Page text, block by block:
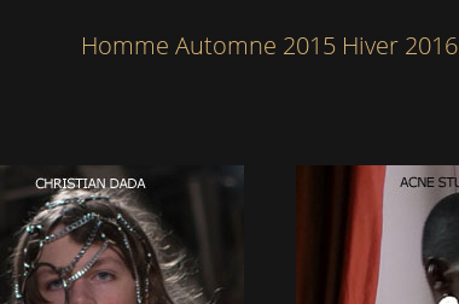
Homme Automne 2015 Hiver 2016